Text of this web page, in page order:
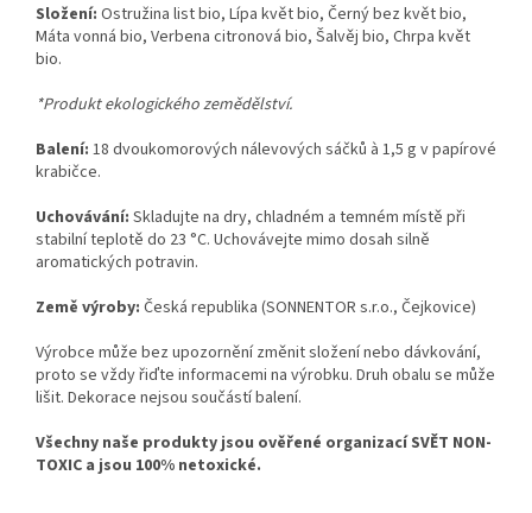
Složení: Ostružina list bio, Lípa květ bio, Černý bez květ bio,
Máta vonná bio, Verbena citronová bio, Šalvěj bio, Chrpa květ
bio.
*Produkt ekologického zemědělství.
Balení: 18 dvoukomorových nálevových sáčků à 1,5 g v papírové
krabičce.
Uchovávání: Skladujte na dry, chladném a temném místě při
stabilní teplotě do 23 °C. Uchovávejte mimo dosah silně
aromatických potravin.
Země výroby: Česká republika (SONNENTOR s.r.o., Čejkovice)
Výrobce může bez upozornění změnit složení nebo dávkování,
proto se vždy řiďte informacemi na výrobku. Druh obalu se může
lišit. Dekorace nejsou součástí balení.
Všechny naše produkty jsou ověřené organizací SVĚT NON-
TOXIC a jsou 100% netoxické.